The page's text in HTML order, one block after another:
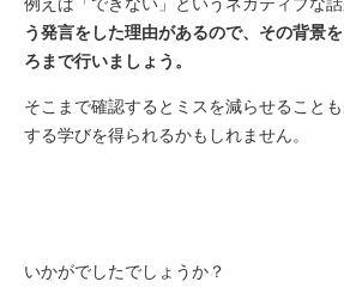
う発言をした理由があるので、その背景
ろまで行いましょう。
そこまで確認するとミスを減らせること
する学びを得られるかもしれません。
いかがでしたでしょうか？